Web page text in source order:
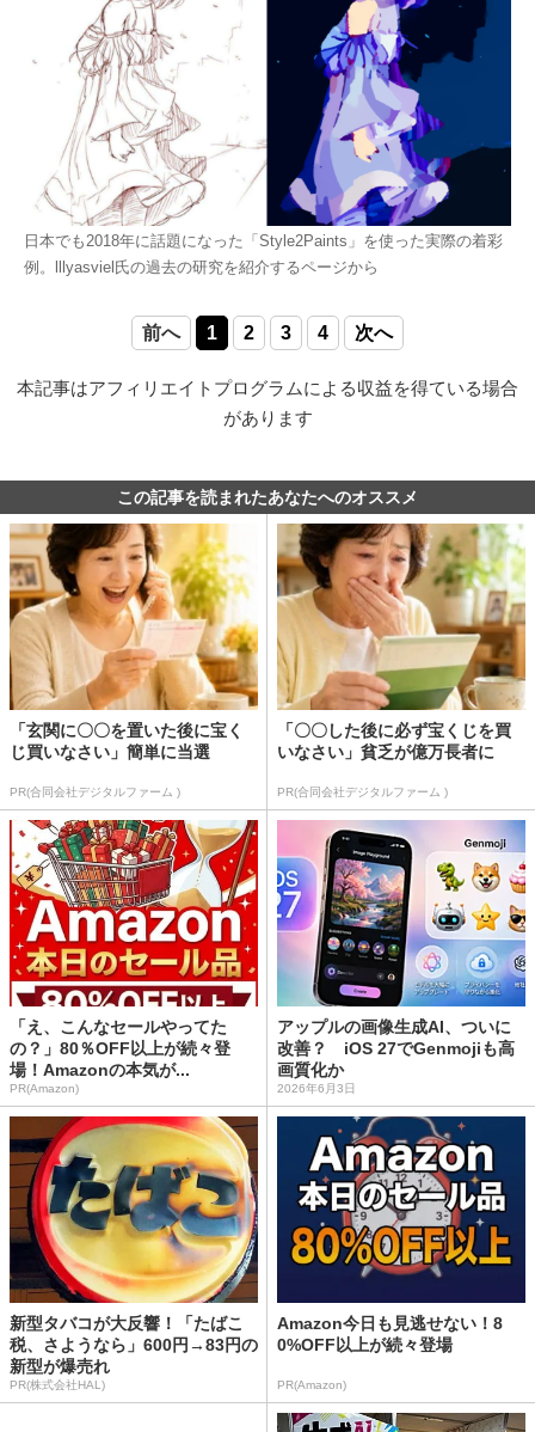
日本でも2018年に話題になった「Style2Paints」を使った実際の着彩
例。lllyasviel氏の過去の研究を紹介するページから
前へ 1 2 3 4 次へ
本記事はアフィリエイトプログラムによる収益を得ている場合
があります
この記事を読まれたあなたへのオススメ
「玄関に〇〇を置いた後に宝く
じ買いなさい」簡単に当選
PR(合同会社デジタルファーム )
「〇〇した後に必ず宝くじを買
いなさい」貧乏が億万長者に
PR(合同会社デジタルファーム )
「え、こんなセールやってた
の？」80％OFF以上が続々登
場！Amazonの本気が...
PR(Amazon)
アップルの画像生成AI、ついに
改善？ iOS 27でGenmojiも高
画質化か
2026年6月3日
新型タバコが大反響！「たばこ
税、さようなら」600円→83円の
新型が爆売れ
PR(株式会社HAL)
Amazon今日も見逃せない！8
0%OFF以上が続々登場
PR(Amazon)